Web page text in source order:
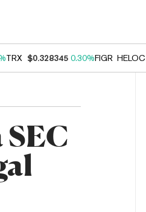
TRX $0.328345 0.30%FIGR_HELOC